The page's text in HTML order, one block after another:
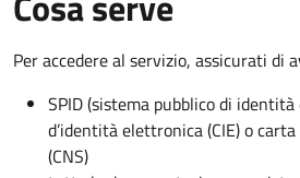
Per accedere al servizio, assicurati di
SPID (sistema pubblico di
d’identità elettronica (CIE) o
(CNS)